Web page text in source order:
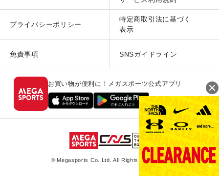
プライバシーポリシー
特定商取引法に基づく
表示
免責事項 SNSガイドライン
お買い物が便利に！メガスポーツ公式アプリ
© Megasports Co. Ltd. All Rights Reserved.